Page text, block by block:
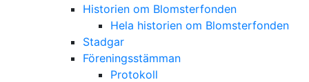
Historien om Blomsterfonden
Hela historien om Blomsterfonden
Stadgar
Föreningsstämman
Protokoll